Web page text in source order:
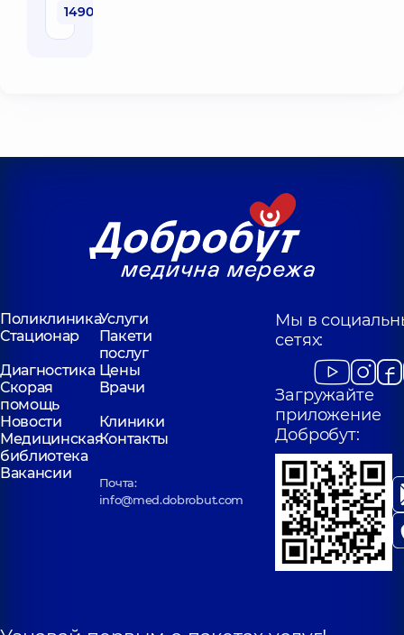
1490 грн
ПоликлиникаУслуги
Стационар
Пакети
послуг
Диагностика Цены
Скорая
помощь
Врачи
Новости
Клиники
Медицинская
библиотека
Контакты
Вакансии
Почта:
info@med.dobrobut.com
Мы в
сетях:
Загружайте
приложение
Добробут: